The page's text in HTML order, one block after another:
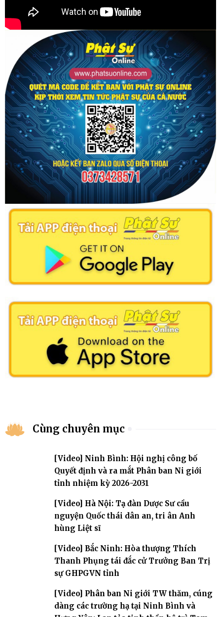
Cùng chuyên mục
[Video] Ninh Bình: Hội nghị công bố
Quyết định và ra mắt Phân ban Ni giới
tỉnh nhiệm kỳ 2026-2031
[Video] Hà Nội: Tạ đàn Dược Sư cầu
nguyện Quốc thái dân an, tri ân Anh
hùng Liệt sĩ
[Video] Bắc Ninh: Hòa thượng Thích
Thanh Phụng tái đắc cử Trưởng Ban Trị
sự GHPGVN tỉnh
[Video] Phân ban Ni giới TW thăm, cúng
dàng các trường hạ tại Ninh Bình và